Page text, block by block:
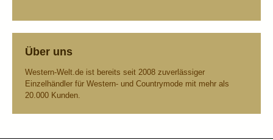
Über uns
Western-Welt.de ist bereits seit 2008 zuverlässiger
Einzelhändler für Western- und Countrymode mit mehr als
20.000 Kunden.